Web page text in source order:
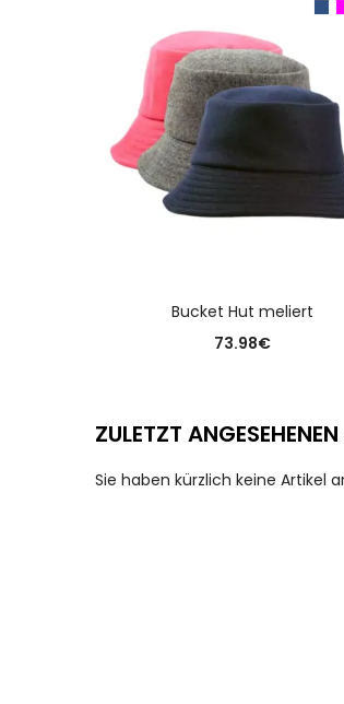
Bucket Hut meliert
73.98€
ZULETZT
Sie haben kürzlich keine Artikel